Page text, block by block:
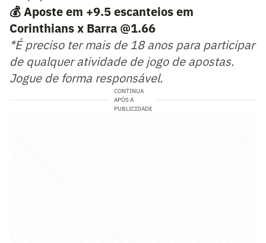
💰 Aposte em +9.5 escanteios em
Corinthians x Barra @1.66
*É preciso ter mais de 18 anos para participar
de qualquer atividade de jogo de apostas.
Jogue de forma responsável.
CONTINUA
APÓS A
PUBLICIDADE